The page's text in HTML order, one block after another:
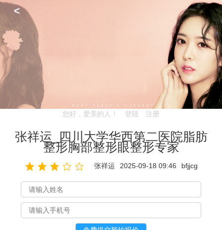
<
您好，爱美的人！ 登陆 注册
张祥运_四川大学华西第二医院脂肪
整形胸部整形眼整形专家
张祥运 2025-09-18 09:46 bfjjcg